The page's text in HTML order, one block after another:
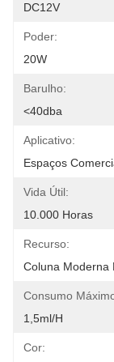
DC12V
Poder:
20W
Barulho:
<40dba
Aplicativo:
Espaços
Vida Útil:
10.000 Horas
Recurso:
Coluna Moderna
Consumo
1,5ml/h
Cor: